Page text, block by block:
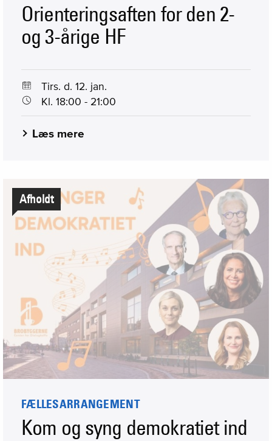
Orienteringsaften for den 2-
og 3-årige HF
Tirs. d. 12. jan.
Kl. 18:00 - 21:00
Læs mere
Afholdt
FÆLLESARRANGEMENT
Kom og syng demokratiet ind